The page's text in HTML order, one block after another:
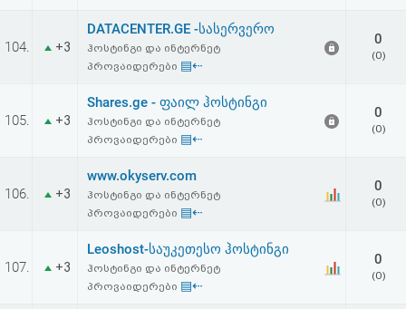
პაროლის
აღდგენა
სალიცენზიო
შეთანხმება
პასუხისმგებლობის
104. +3
DATACENTER.GE -სასერვერო
ჰოსტინგი და ინტერნეტ
პროვაიდერები ▤⇠
0
(0)
105. +3
Shares.ge - ფაილ ჰოსტინგი
ჰოსტინგი და ინტერნეტ
პროვაიდერები ▤⇠
0
(0)
106. +3
www.okyserv.com
ჰოსტინგი და ინტერნეტ
პროვაიდერები ▤⇠
0
(0)
107. +3
Leoshost-საუკეთესო ჰოსტინგი
ჰოსტინგი და ინტერნეტ
პროვაიდერები ▤⇠
0
(0)